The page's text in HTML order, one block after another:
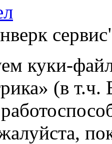
куки-
(в т.ч.